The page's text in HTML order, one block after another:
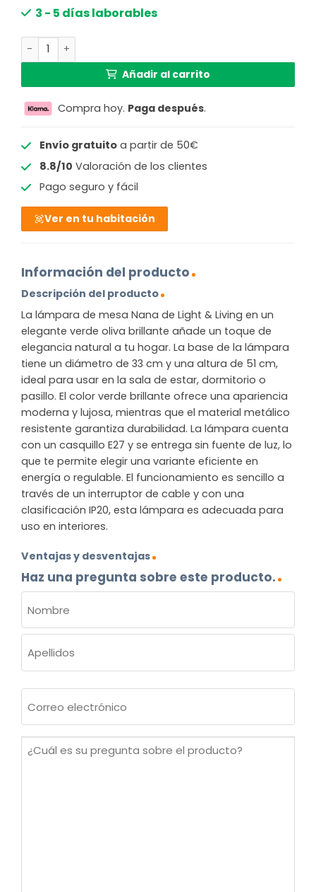
3 - 5 días laborables
Lámpara de mesa verde oliva brillante natural y
Añadir al carrito
Compra hoy. Paga después.
Envío gratuitoa partir de 50€
8.8/10 Valoración de los clientes
Pago seguro y fácil
Ver en tu habitación
Información del producto
Descripción del producto
La lámpara de mesa Nana de Light & Living en un
elegante verde oliva brillante añade un toque de
elegancia natural a tu hogar. La base de la lámpara
tiene un diámetro de 33 cm y una altura de 51 cm,
ideal para usar en la sala de estar, dormitorio o
pasillo. El color verde brillante ofrece una apariencia
moderna y lujosa, mientras que el material metálico
resistente garantiza durabilidad. La lámpara cuenta
con un casquillo E27 y se entrega sin fuente de luz, lo
que te permite elegir una variante eficiente en
energía o regulable. El funcionamiento es sencillo a
través de un interruptor de cable y con una
clasificación IP20, esta lámpara es adecuada para
uso en interiores.
Ventajas y desventajas
Haz una pregunta sobre este producto.
(OBLIGATORIO)
Nombre
electrónico
¿Cuál